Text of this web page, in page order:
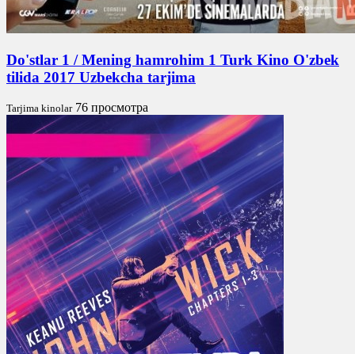
Do'stlar 1 / Mening hamrohim 1 Turk Kino O'zbek
tilida 2017 Uzbekcha tarjima
Tarjima kinolar 76 просмотра